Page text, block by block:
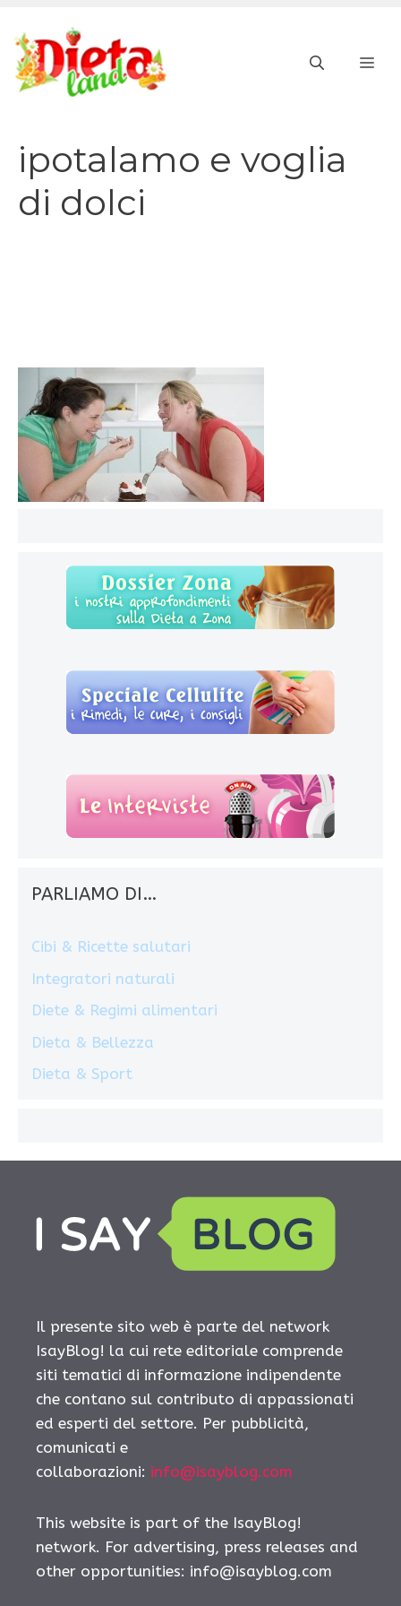
contenuto
ipotalamo e voglia
di dolci
PARLIAMO DI…
Cibi & Ricette salutari
Integratori naturali
Diete & Regimi alimentari
Dieta & Bellezza
Dieta & Sport
Il presente sito web è parte del network
IsayBlog! la cui rete editoriale comprende
siti tematici di informazione indipendente
che contano sul contributo di appassionati
ed esperti del settore. Per pubblicità,
comunicati e
collaborazioni: info@isayblog.com
This website is part of the IsayBlog!
network. For advertising, press releases and
other opportunities: info@isayblog.com